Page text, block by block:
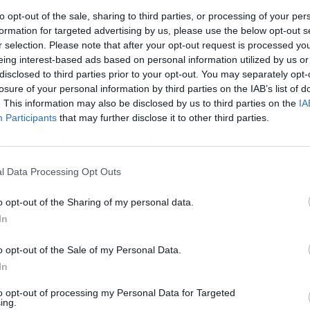
opt-out of the sale, sharing to third parties, or processing of your
for targeted advertising by us, please use the below opt-out
selection. Please note that after your opt-out request is processed
interest-based ads based on personal information utilized by us
to third parties prior to your opt-out. You may separately
of your personal information by third parties on the IAB’s list of
This information may also be disclosed by us to third parties on the
Participants that may further disclose it to other third parties.
Data Processing Opt Outs
opt-out of the Sharing of my personal data.
opt-out of the Sale of my Personal Data.
opt-out of processing my Personal Data for Targeted
años en la misión de la OTAN de policía
aeronaves sin identificar, especialmente
de la Alianza sin cumplir con las normas de
del flanco este de la OTAN y en este contexto
Bezmer, en Bulgaria, donde se ubicará un
y 130 militares del Ala 11.